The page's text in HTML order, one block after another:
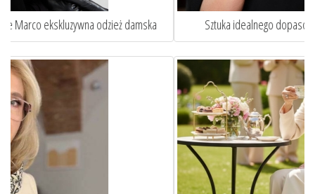
Sztuka idealnego dopasowania. Oto jak szycie na miarę ...